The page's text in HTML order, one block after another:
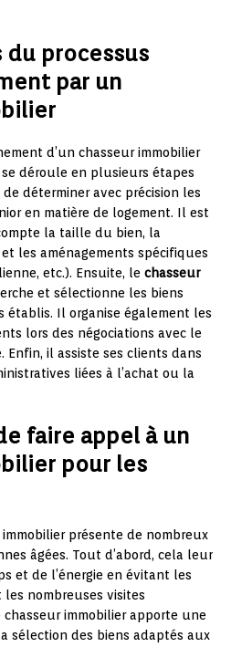
du processus
par un
d’un chasseur immobilier
déroule en plusieurs étapes
de déterminer avec précision les
en matière de logement. Il est
la taille du bien, la
les aménagements spécifiques
etc.). Ensuite, le chasseur
et sélectionne les biens
établis. Il organise également les
lors des négociations avec le
il assiste ses clients dans
liées à l’achat ou la
faire appel à un
pour les
présente de nombreux
âgées. Tout d’abord, cela leur
et de l’énergie en évitant les
nombreuses visites
immobilier apporte une
sélection des biens adaptés aux